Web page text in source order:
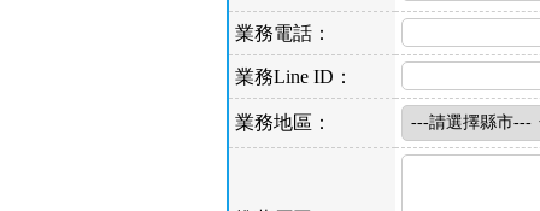
業務電話：
業務Line ID：
業務地區：